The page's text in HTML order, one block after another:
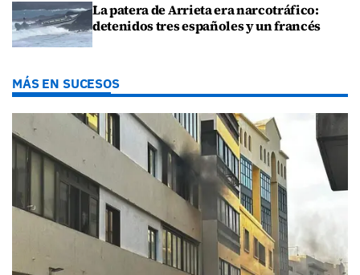
La patera de Arrieta era narcotráfico:
detenidos tres españoles y un francés
MÁS EN SUCESOS